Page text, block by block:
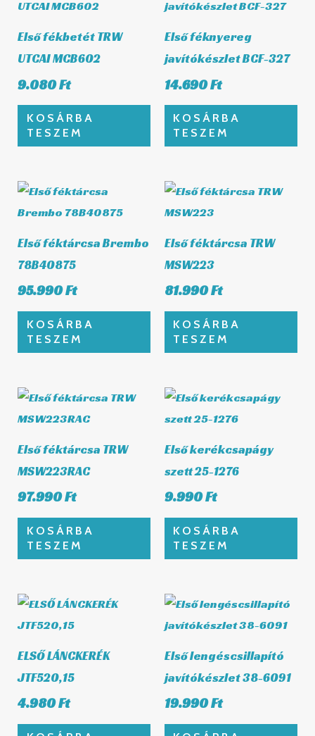
Első fékbetét TRW
UTCAI MCB602
9.080Ft
KOSÁRBA
TESZEM
Első féknyereg
javítókészlet BCF-327
14.690Ft
KOSÁRBA
TESZEM
Első féktárcsa Brembo
78B40875
95.990Ft
KOSÁRBA
TESZEM
Első féktárcsa TRW
MSW223
81.990Ft
KOSÁRBA
TESZEM
Első féktárcsa TRW
MSW223RAC
97.990Ft
KOSÁRBA
TESZEM
Első kerékcsapágy
szett 25-1276
9.990Ft
KOSÁRBA
TESZEM
ELSŐ LÁNCKERÉK
JTF520,15
4.980Ft
Első lengéscsillapító
javítókészlet 38-6091
19.990Ft